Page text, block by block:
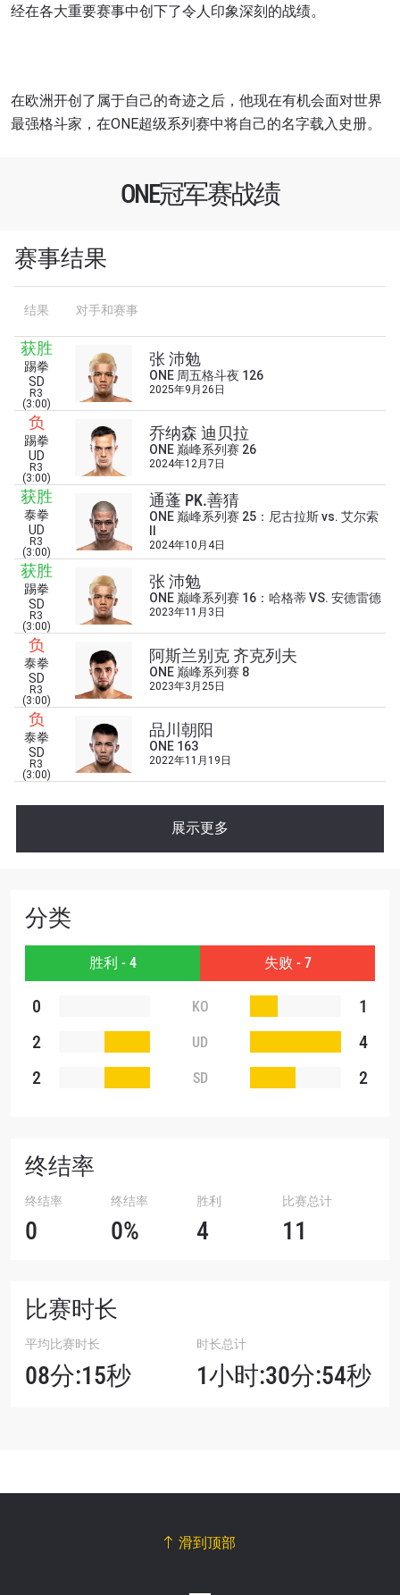
经在各大重要赛事中创下了令人印象深刻的战绩。
在欧洲开创了属于自己的奇迹之后，他现在有机会面对世界
最强格斗家，在ONE超级系列赛中将自己的名字载入史册。
ONE冠军赛战绩
赛事结果
结果 对手和赛事
获胜
踢拳
SD
R3
(3:00)
张 沛勉
ONE 周五格斗夜 126
2025年9月26日
负
踢拳
UD
R3
(3:00)
乔纳森 迪贝拉
ONE 巅峰系列赛 26
2024年12月7日
获胜
泰拳
UD
R3
(3:00)
通蓬 PK.善猜
ONE 巅峰系列赛 25：尼古拉斯 vs. 艾尔索
2024年10月4日
获胜
踢拳
SD
R3
(3:00)
张 沛勉
ONE 巅峰系列赛 16：哈格蒂 VS. 安德雷德
2023年11月3日
负
泰拳
SD
R3
(3:00)
阿斯兰别克 齐克列夫
ONE 巅峰系列赛 8
2023年3月25日
负
泰拳
SD
R3
(3:00)
品川朝阳
ONE 163
2022年11月19日
展示更多
分类
胜利 - 4 失败 - 7
0 KO
1
2
UD
4
2
SD 2
终结率
终结率
0
终结率
0%
胜利
4
比赛总计
11
比赛时长
平均比赛时长
08分:15秒
时长总计
1小时:30分:54秒
滑到顶部
对手
赛事
查看集锦
浏览了解更多
在任何地域观看ONE冠军赛，现在注册获得权限了
解最新资讯、解锁特别福利以及优先机遇获得直播
场次的最佳座位！
邮箱
名字
订阅
的隐私政策，我们将收集、使用和披露您的信息。
您可以随时取消订阅这些信息。